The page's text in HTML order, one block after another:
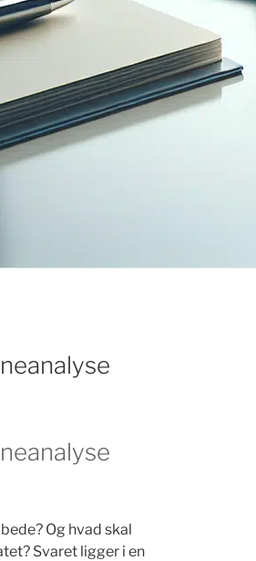
Og hvad skal
Svaret ligger i en